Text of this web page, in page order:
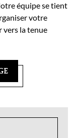
équipe se tient
votre
vers la tenue